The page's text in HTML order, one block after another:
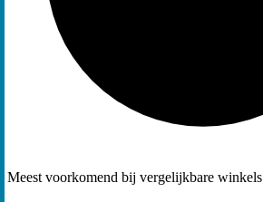
Meest voorkomend bij vergelijkbare winkels